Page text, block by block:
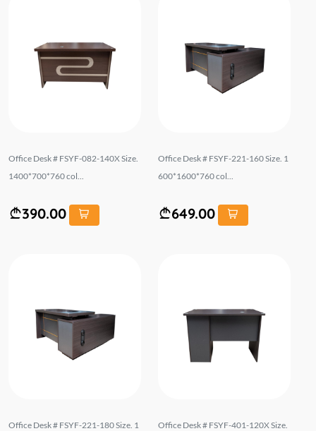
Office Desk # FSYF-082-140X Size.
1400*700*760 col...
390.00
Office Desk # FSYF-221-160 Size. 1
600*1600*760 col...
649.00
Office Desk # FSYF-221-180 Size. 1
Office Desk # FSYF-401-120X Size.